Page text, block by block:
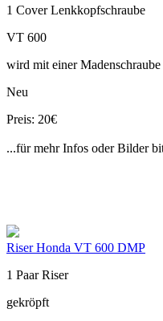
1 Cover Lenkkopfschraube
VT 600
wird mit einer Madenschraube
Neu
Preis: 20€
...für mehr Infos oder Bilder
Riser Honda VT 600 DMP
1 Paar Riser
gekröpft